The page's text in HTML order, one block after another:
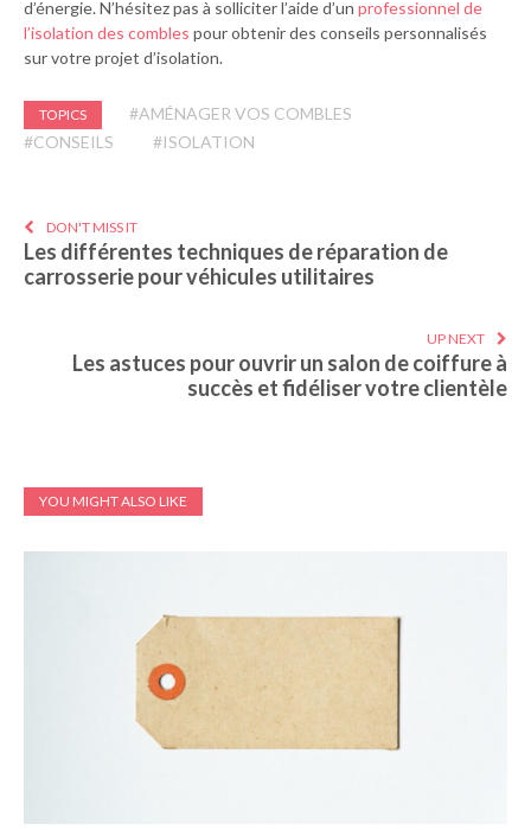
d’énergie. N’hésitez pas à solliciter l’aide d’un professionnel de
l’isolation des combles pour obtenir des conseils personnalisés
sur votre projet d’isolation.
TOPICS
#AMÉNAGER VOS COMBLES
#CONSEILS
#ISOLATION
DON'T MISS IT
Les différentes techniques de réparation de
carrosserie pour véhicules utilitaires
UP NEXT
Les astuces pour ouvrir un salon de coiffure à
succès et fidéliser votre clientèle
YOU MIGHT ALSO LIKE